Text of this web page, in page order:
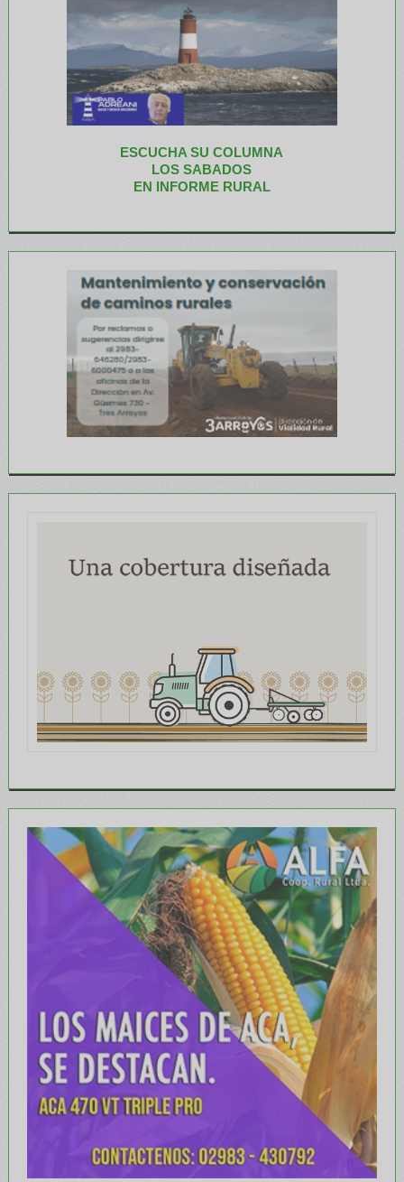
ESCUCHA SU COLUMNA
LOS SABADOS
EN INFORME RURAL